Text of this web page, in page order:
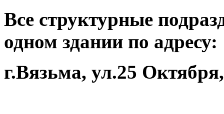
Все структурные
одном здании по адресу:
г.Вязьма, ул.25